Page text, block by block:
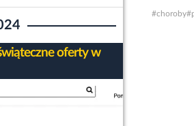
oferty w
#choroby